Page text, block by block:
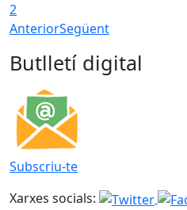
2
AnteriorSegüent
Butlletí digital
Subscriu-te
Xarxes socials: